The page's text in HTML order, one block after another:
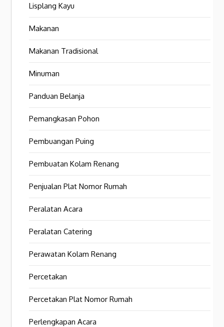
Lisplang Kayu
Makanan
Makanan Tradisional
Minuman
Panduan Belanja
Pemangkasan Pohon
Pembuangan Puing
Pembuatan Kolam Renang
Penjualan Plat Nomor Rumah
Peralatan Acara
Peralatan Catering
Perawatan Kolam Renang
Percetakan
Percetakan Plat Nomor Rumah
Perlengkapan Acara